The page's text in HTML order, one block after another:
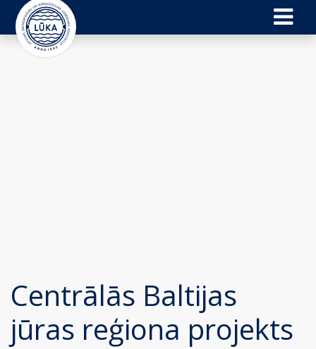
Centrālās Baltijas
jūras reģiona projekts